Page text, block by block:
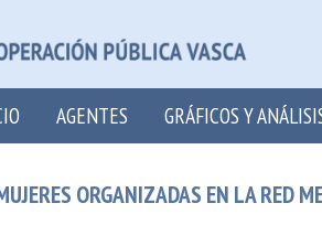
AGENTES GRÁFICOS Y
ORGANIZADAS EN LA RED